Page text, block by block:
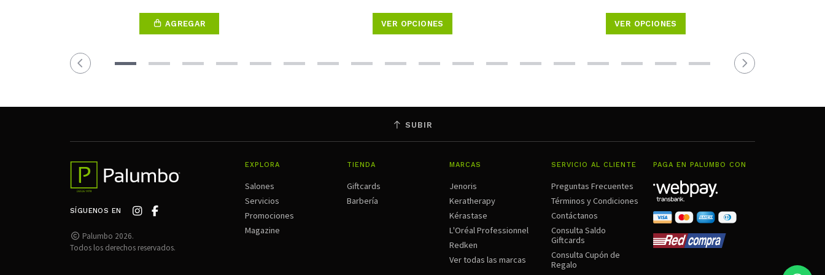
AGREGAR VER OPCIONES VER OPCIONES
SUBIR
SÍGUENOS EN
Palumbo 2026.
Todos los derechos reservados.
EXPLORA
Salones
Servicios
Promociones
Magazine
TIENDA
Giftcards
Barbería
MARCAS
Jenoris
Keratherapy
Kérastase
L'Oréal Professionnel
Redken
Ver todas las marcas
SERVICIO AL CLIENTE
Preguntas Frecuentes
Términos y Condiciones
Contáctanos
Consulta Saldo
Giftcards
Consulta Cupón de
Regalo
PAGA EN PALUMBO CON